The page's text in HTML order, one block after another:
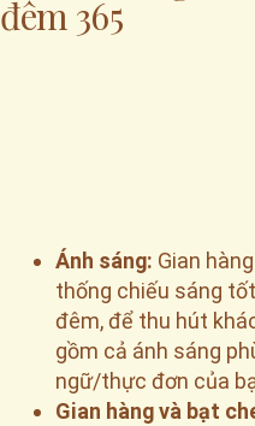
đêm 365
Ánh sáng: Gian
thống chiếu sáng
đêm, để thu hút
gồm cả ánh sáng
ngữ/thực đơn của
Gian hàng và bạt